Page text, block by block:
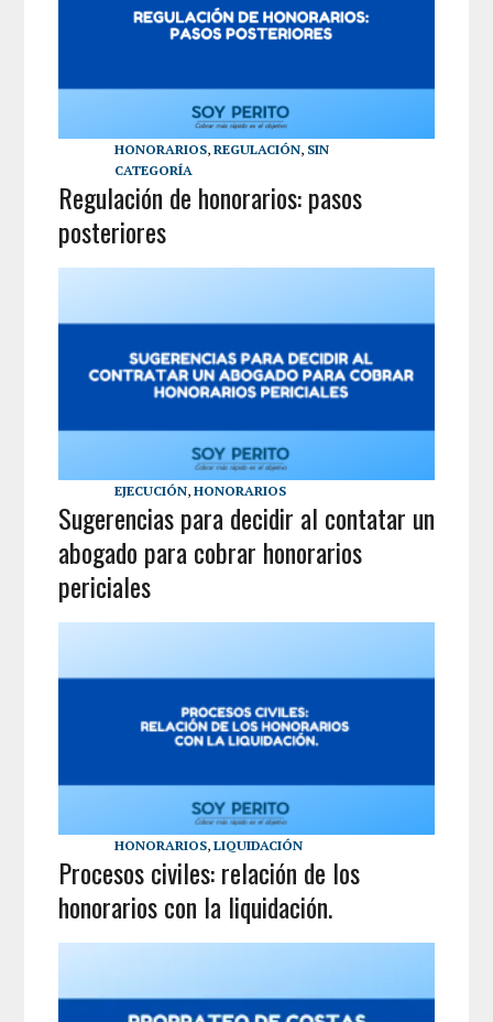
HONORARIOS,REGULACIÓN, SIN
CATEGORÍA
Regulación de honorarios: pasos
posteriores
EJECUCIÓN,HONORARIOS
Sugerencias para decidir al contatar un
abogado para cobrar honorarios
periciales
HONORARIOS,LIQUIDACIÓN
Procesos civiles: relación de los
honorarios con la liquidación.